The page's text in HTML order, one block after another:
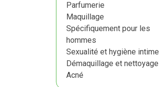
Parfumerie
Maquillage
Spécifiquement pour les
hommes
Sexualité et hygiène intime
Démaquillage et nettoyage
Acné